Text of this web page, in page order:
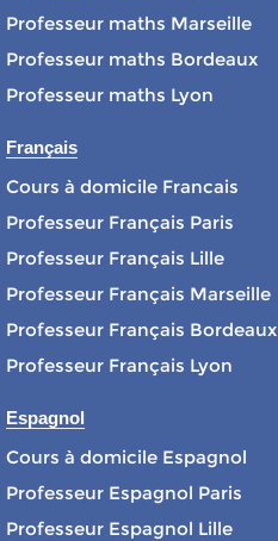
Professeur maths Marseille
Professeur maths Bordeaux
Professeur maths Lyon
Français
Cours à domicile Francais
Professeur Français Paris
Professeur Français Lille
Professeur Français Marseille
Professeur Français Bordeaux
Professeur Français Lyon
Espagnol
Cours à domicile Espagnol
Professeur Espagnol Paris
Professeur Espagnol Lille